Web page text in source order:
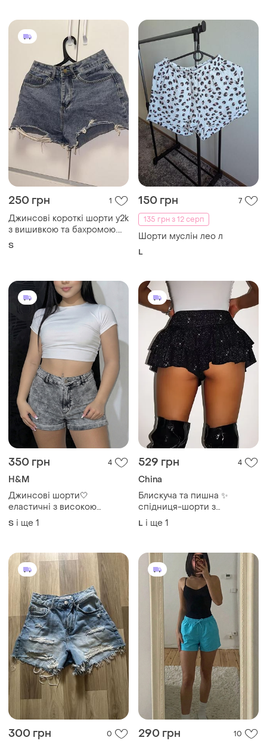
250 грн 1
Джинсові короткі шорти y2k
з вишивкою та бахромою.
висока посадка, деним
S
150 грн
7
135 грн з 12 серп
Шорти муслін лео л
L
350 грн 4
H&M
Джинсові шорти🤍
еластичні з високою
посадкою 🩶 h&m divided 👖
джинсові шорти ⚡ варенки
S і ще 1
529 грн 4
China
Блискуча та пишна ✨
спідниця-шорти з
люрексом 💖 чорна міні
спідниця-шорти з рюшами
L і ще 1
300 грн 0 290 грн 10